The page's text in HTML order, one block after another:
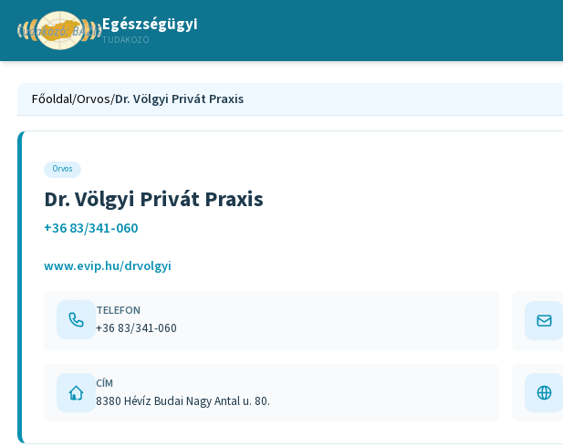
Egészségügyi
TUDAKOZÓ
Főoldal/Orvos/Dr. Völgyi Privát Praxis
Orvos
Dr. Völgyi Privát Praxis
+36 83/341-060
www.evip.hu/drvolgyi
TELEFON
+36 83/341-060
CÍM
8380 Hévíz Budai Nagy Antal u. 80.